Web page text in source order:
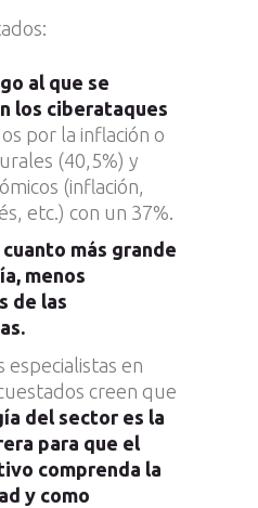
al que se
los ciberataques
por la inflación o
(40,5%) y
(inflación,
etc.) con un 37%.
más grande
menos
de las
especialistas en
creen que
del sector es la
para que el
comprenda la
y como